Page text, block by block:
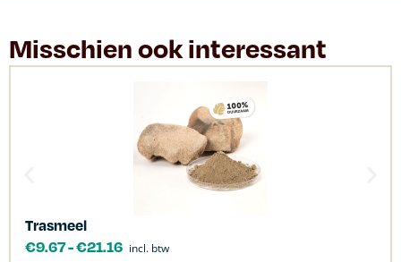
Misschien ook interessant
Trasmeel
€9.67-€21.16 incl. btw